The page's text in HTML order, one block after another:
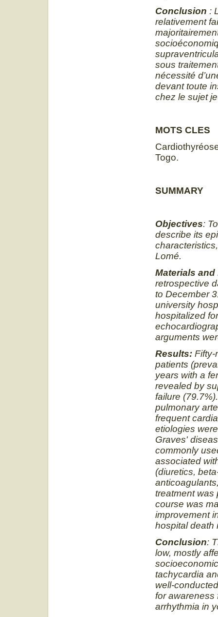
Conclusion :
relativement
sous
nécessité
devant toute
chez le sujet
MOTS CLES
Togo.
SUMMARY
Objectives:
describe its
Lomé.
Materials and
retrospective
to December
university
hospitalized
arguments
Results: Fifty-
patients
years with a
revealed by
failure
pulmonary
frequent
etiologies
Graves'
commonly
associated
(diuretics,
treatment was
course was
improvement
hospital death
Conclusion:
low, mostly
tachycardia
well-
for awareness
arrhythmia in